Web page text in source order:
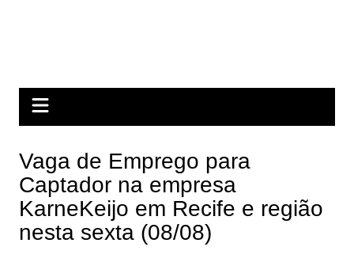
Vaga de Emprego para
Captador na empresa
KarneKeijo em Recife e região
nesta sexta (08/08)